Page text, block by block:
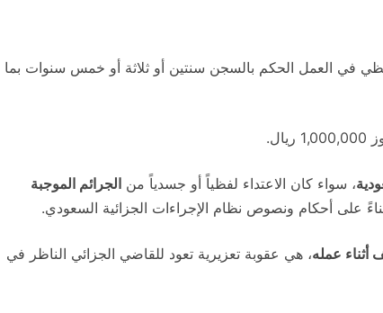
في العمل الحكم بالسجن سنتين أو ثلاثة أو خمس سنوات بما
، سواء كان الاعتداء لفظياً أو جسدياً من الجرائم الموجبة
على أحكام ونصوص نظام الإجراءات الجزائية السعودي.
أثناء عمله، هي عقوبة تعزيرية تعود للقاضي الجزائي الناظر في